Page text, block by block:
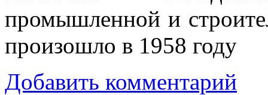
промышленной и
произошло в 1958 году
Добавить комментарий